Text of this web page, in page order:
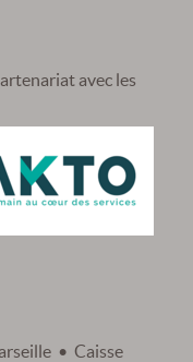
avec les
• Caisse